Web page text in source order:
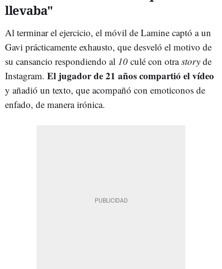
llevaba"
Al terminar el ejercicio, el móvil de Lamine captó a un
Gavi prácticamente exhausto, que desveló el motivo de
su cansancio respondiendo al 10 culé con otrastory de
Instagram. El jugador de 21 años compartió el vídeo
y añadió un texto, que acompañó con emoticonos de
enfado, de manera irónica.